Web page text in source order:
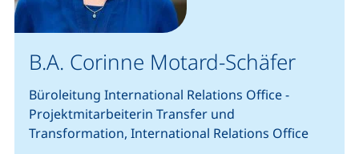
B.A. Corinne Motard-Schäfer
Büroleitung International Relations Office -
Projektmitarbeiterin Transfer und
Transformation, International Relations Office